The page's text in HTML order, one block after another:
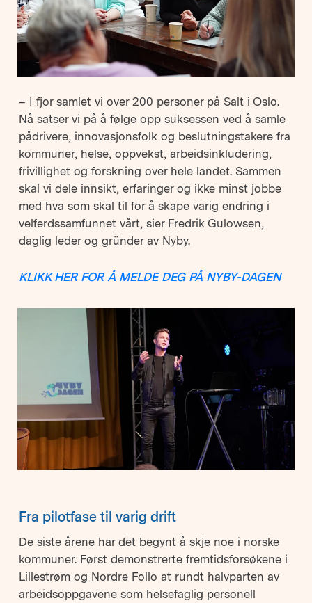
– I fjor samlet vi over 200 personer på Salt i Oslo.
Nå satser vi på å følge opp suksessen ved å samle
pådrivere, innovasjonsfolk og beslutningstakere fra
kommuner, helse, oppvekst, arbeidsinkludering,
frivillighet og forskning over hele landet. Sammen
skal vi dele innsikt, erfaringer og ikke minst jobbe
med hva som skal til for å skape varig endring i
velferdssamfunnet vårt, sier Fredrik Gulowsen,
daglig leder og gründer av Nyby.
KLIKK HER FOR Å MELDE DEG PÅ NYBY-DAGEN
Fra pilotfase til varig drift
De siste årene har det begynt å skje noe i norske
kommuner. Først demonstrerte fremtidsforsøkene i
Lillestrøm og Nordre Follo at rundt halvparten av
arbeidsoppgavene som helsefaglig personell